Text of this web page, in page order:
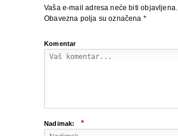
Vaša e-mail adresa neće biti objavljena.
Obavezna polja su označena *
Komentar
Nadimak: *